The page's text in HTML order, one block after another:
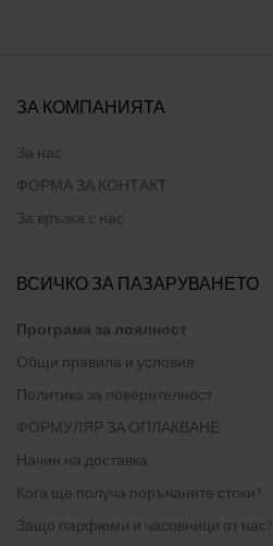
ЗА КОМПАНИЯТА
За нас
ФОРМА ЗА КОНТАКТ
За връзка с нас
ВСИЧКО ЗА ПАЗАРУВАНЕТО
Програма за лоялност
Общи правила и условия
Политика за поверителност
ФОРМУЛЯР ЗА ОПЛАКВАНЕ
Начин на доставка
Кога ще получа поръчаните стоки?
Защо парфюми и часовници от нас?